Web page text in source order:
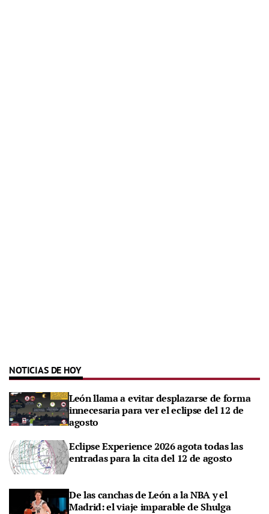
NOTICIAS DE HOY
León llama a evitar desplazarse de forma
innecesaria para ver el eclipse del 12 de
agosto
Eclipse Experience 2026 agota todas las
entradas para la cita del 12 de agosto
De las canchas de León a la NBA y el
Madrid: el viaje imparable de Shulga